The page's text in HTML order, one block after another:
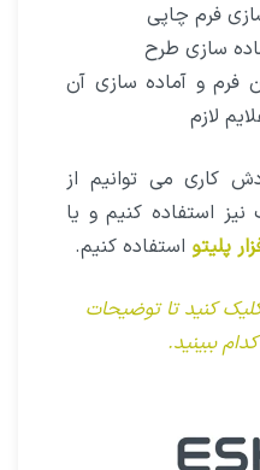
فرم چاپی
سازی طرح
فرم و آماده سازی آن
لازم
کاری می توانیم از
استفاده کنیم و یا
پلیتو استفاده کنیم.
کنید تا توضیحات
ببینید.